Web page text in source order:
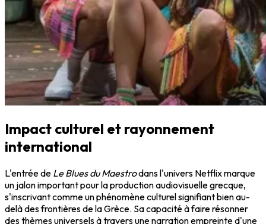
Impact culturel et rayonnement
international
L'entrée de Le Blues du Maestrodans l'univers Netflix marque
un jalon important pour la production audiovisuelle grecque,
s'inscrivant comme un phénomène culturel signifiant bien au-
delà des frontières de la Grèce. Sa capacité à faire résonner
des thèmes universels à travers une narration empreinte d'une